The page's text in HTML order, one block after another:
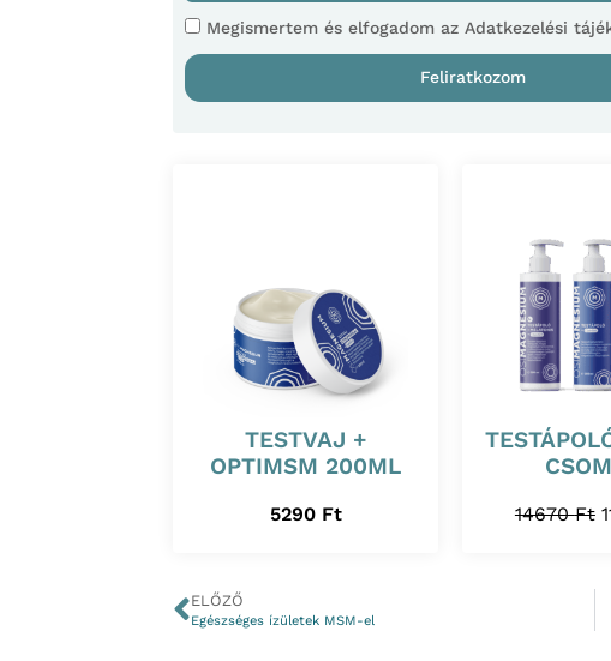
Megismertem és elfogadom az Adatkezelési
Feliratkozom
TESTVAJ +
OPTIMSM 200ML
5290 Ft 14670Ft
ELŐZŐ
Egészséges ízületek MSM-el